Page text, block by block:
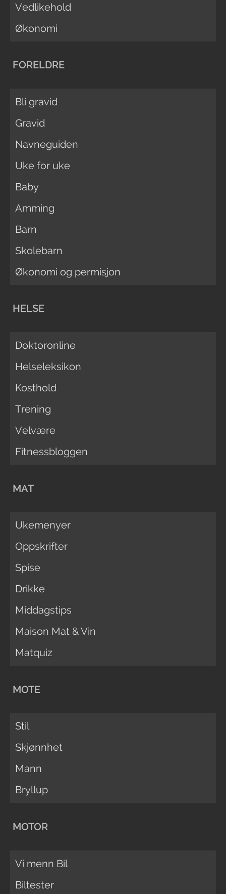
Vedlikehold
Økonomi
FORELDRE
Bli gravid
Gravid
Navneguiden
Uke for uke
Baby
Amming
Barn
Skolebarn
Økonomi og permisjon
HELSE
Doktoronline
Helseleksikon
Kosthold
Trening
Velvære
Fitnessbloggen
MAT
Ukemenyer
Oppskrifter
Spise
Drikke
Middagstips
Maison Mat & Vin
Matquiz
MOTE
Stil
Skjønnhet
Mann
Bryllup
MOTOR
Vi menn Bil
Biltester